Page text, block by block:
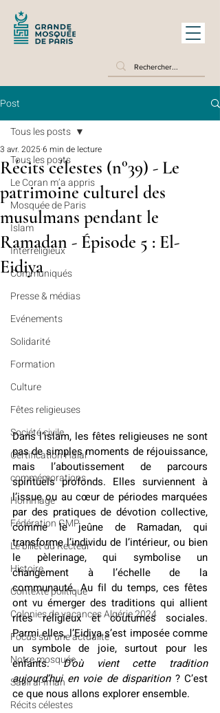
Post
Tous les posts
Le Coran m’a appris
Mosquée de Paris
Islam
Interreligieux
Communiqués
Presse & médias
Evénements
Solidarité
Formation
Culture
Fêtes religieuses
Société civile
Certification Halal
commémorations
Hommage
Fédération GMP
Le billet du Recteur
Histoire
Contexte politique
Colonies de vacances Algérie 2024
​​Focus sur une actualité
Notre mosquée
Sabil al-Iman
Récits célestes
Tous les posts
Récits célestes (n°39) - Le
patrimoine culturel des
musulmans pendant le
Ramadan - Épisode 5 : El-
Eidiya
3 avr. 20256 min de lecture
Dans l’islam, les fêtes religieuses ne sont
pas de simples moments de réjouissance,
mais l’aboutissement de parcours
spirituels profonds. Elles surviennent à
l’issue ou au cœur de périodes marquées
par des pratiques de dévotion collective,
comme le jeûne de Ramadan, qui
transforme l’individu de l’intérieur, ou bien
le pèlerinage, qui symbolise un
changement à l’échelle de la
communauté. Au fil du temps, ces fêtes
ont vu émerger des traditions qui allient
rites religieux et coutumes sociales.
Parmi elles, l’Eidiya s’est imposée comme
un symbole de joie, surtout pour les
enfants. D’où vient cette tradition
aujourd’hui en voie de disparition ? C’est
ce que nous allons explorer ensemble.